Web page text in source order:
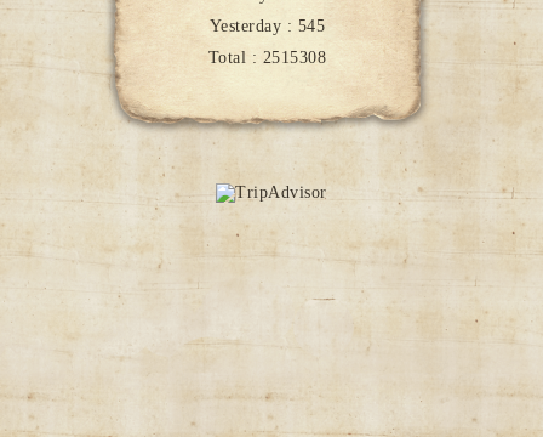
Yesterday : 545
Total : 2515308